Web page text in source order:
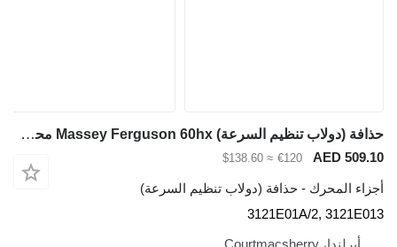
حذافة (دولاب تنظيم السرعة) Massey Ferguson 60hx محرك دولاب الموازنة، حلقة الترس 3121e01a/2، 3121e013 3121E01A/2 لـ لودر حفار Massey Ferguson 60hx
AED 509.10
€120
≈ $138.60
أجزاء المحرك - حذافة (دولاب تنظيم السرعة)
3121E01A/2, 3121E013
أيرلندا، Courtmacsherry